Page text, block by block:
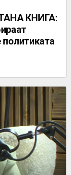
КНИГА:
политиката